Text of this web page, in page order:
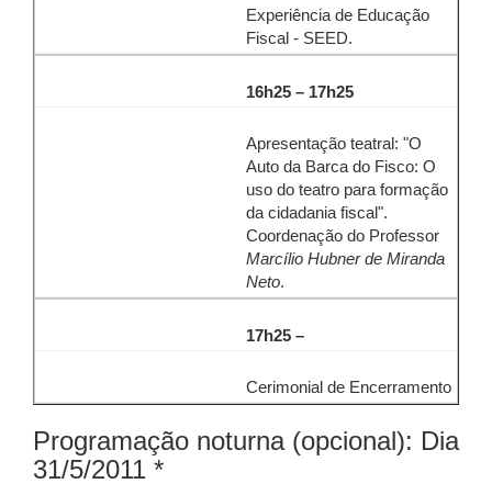
Experiência de Educação
Fiscal - SEED.
16h25 – 17h25
Apresentação teatral: "O
Auto da Barca do Fisco: O
uso do teatro para formação
da cidadania fiscal".
Coordenação do Professor
Marcílio Hubner de Miranda
Neto.
17h25 –
Cerimonial de Encerramento
Programação noturna (opcional): Dia
31/5/2011 *